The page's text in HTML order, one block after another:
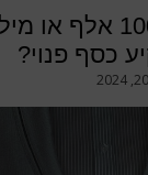
מה עושים עם 100
כסף פנוי?